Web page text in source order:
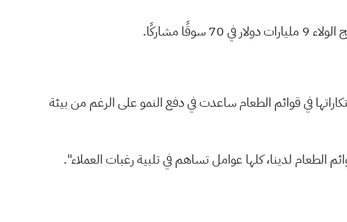
في قوائم الطعام ساعدت في دفع النمو على الرغم من بيئة
الطعام لدينا، كلها عوامل تساهم في تلبية رغبات العملاء".